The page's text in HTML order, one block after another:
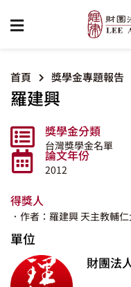
首頁 獎學金專題報告
羅建興
獎學金分類
台灣獎學金名單
論文年份
2012
得獎人
．作者：羅建興 天主教輔
單位
財團法